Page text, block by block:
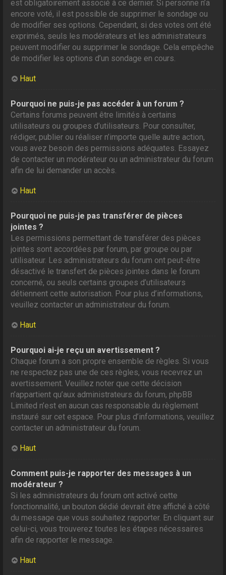
est obligatoirement associé à ce dernier. Si personne n’a
encore voté, il est possible de supprimer le sondage ou
de modifier ses options. Cependant, si des votes ont été
exprimés, seuls les modérateurs et les administrateurs
peuvent modifier ou supprimer le sondage. Cela empêche
de modifier les options d’un sondage en cours.
Haut
Pourquoi ne puis-je pas accéder à un forum ?
Certains forums peuvent être limités à certains
utilisateurs ou groupes d’utilisateurs. Pour consulter,
rédiger, publier ou réaliser n’importe quelle autre action,
vous avez besoin des permissions adéquates. Essayez
de contacter un modérateur ou un administrateur du forum
afin de lui demander un accès.
Haut
Pourquoi ne puis-je pas transférer de pièces
jointes ?
Les permissions permettant de transférer des pièces
jointes sont accordées par forum, par groupe ou par
utilisateur. Les administrateurs du forum ont peut-être
désactivé le transfert de pièces jointes dans le forum
concerné, ou seuls certains groupes d’utilisateurs
détiennent cette autorisation. Pour plus d’informations,
veuillez contacter un administrateur du forum.
Haut
Pourquoi ai-je reçu un avertissement ?
Chaque forum a son propre ensemble de règles. Si vous
ne respectez pas une de ces règles, vous recevrez un
avertissement. Veuillez noter que cette décision
n’appartient qu’aux administrateurs du forum, phpBB
Limited n’est en aucun cas responsable du règlement
instauré sur cet espace. Pour plus d’informations, veuillez
contacter un administrateur du forum.
Haut
Comment puis-je rapporter des messages à un
modérateur ?
Si les administrateurs du forum ont activé cette
fonctionnalité, un bouton dédié devrait être affiché à côté
du message que vous souhaitez rapporter. En cliquant sur
celui-ci, vous trouverez toutes les étapes nécessaires
afin de rapporter le message.
Haut